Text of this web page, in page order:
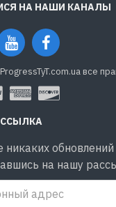
НА НАШИ КАНАЛЫ
все
никаких
на нашу